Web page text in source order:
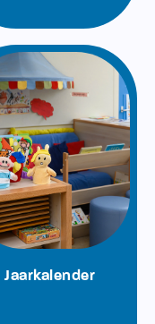
Jaarkalender